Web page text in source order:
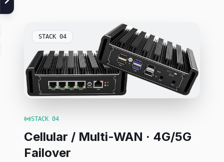
STACK 04
STACK 04
Cellular / Multi-WAN · 4G/5G
Failover